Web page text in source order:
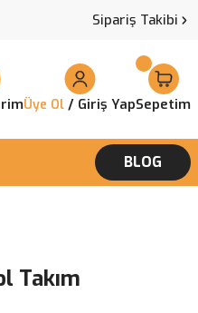
Sipariş Takibi
Üye Ol / Giriş YapSepetim
BLOG
Takım